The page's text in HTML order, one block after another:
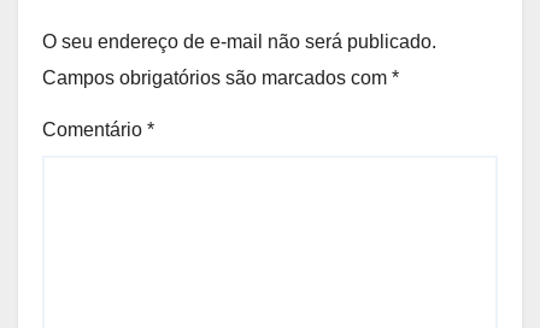
O seu endereço de e-mail não será publicado.
Campos obrigatórios são marcados com *
Comentário *